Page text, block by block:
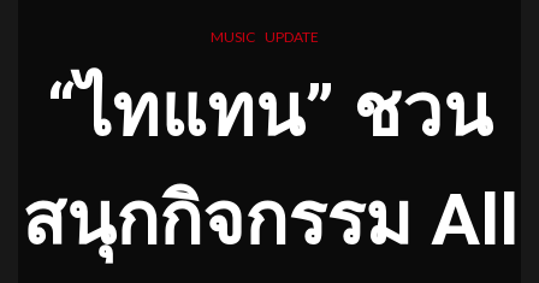
MUSIC UPDATE
“ไทแทน” ชวน
สนุกกิจกรรม All